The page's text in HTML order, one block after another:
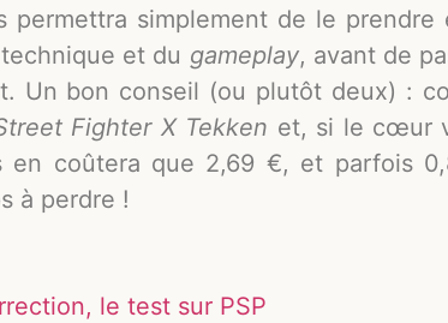
permettra simplement de le prendre
et du gameplay, avant de
Un bon conseil (ou plutôt deux) :
Fighter X Tekken et, si le cœur
en coûtera que 2,69 €, et parfois
à perdre !
le test sur PSP